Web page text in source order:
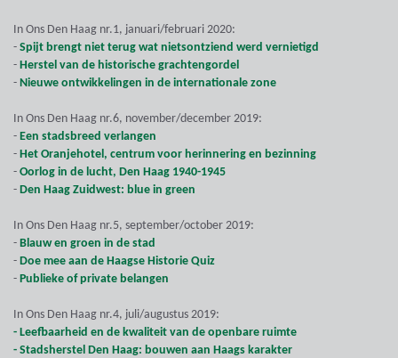
In Ons Den Haag nr.1, januari/februari 2020:
- Spijt brengt niet terug wat nietsontziend werd vernietigd
- Herstel van de historische grachtengordel
- Nieuwe ontwikkelingen in de internationale zone
In Ons Den Haag nr.6, november/december 2019:
- Een stadsbreed verlangen
- Het Oranjehotel, centrum voor herinnering en bezinning
- Oorlog in de lucht, Den Haag 1940-1945
- Den Haag Zuidwest: blue in green
In Ons Den Haag nr.5, september/october 2019:
- Blauw en groen in de stad
- Doe mee aan de Haagse Historie Quiz
- Publieke of private belangen
In Ons Den Haag nr.4, juli/augustus 2019:
- Leefbaarheid en de kwaliteit van de openbare ruimte
- Stadsherstel Den Haag: bouwen aan Haags karakter